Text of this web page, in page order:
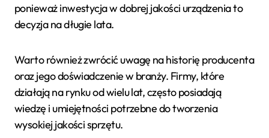
ponieważ inwestycja w dobrej jakości urządzenia to
decyzja na długie lata.
Warto również zwrócić uwagę na historię producenta
oraz jego doświadczenie w branży. Firmy, które
działają na rynku od wielu lat, często posiadają
wiedzę i umiejętności potrzebne do tworzenia
wysokiej jakości sprzętu.